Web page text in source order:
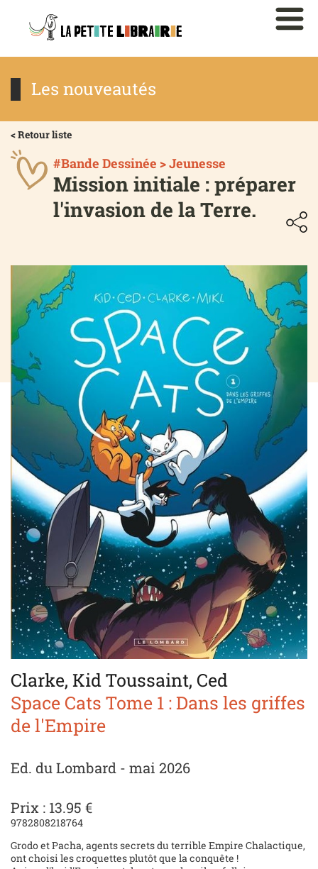
Les nouveautés
< Retour liste
#Bande Dessinée > Jeunesse
Mission initiale : préparer
l'invasion de la Terre.
Clarke, Kid Toussaint, Ced
Space Cats Tome 1 : Dans les griffes
de l'Empire
Ed. du Lombard - mai 2026
Prix : 13.95 €
9782808218764
Grodo et Pacha, agents secrets du terrible Empire Chalactique,
ont choisi les croquettes plutôt que la conquête !